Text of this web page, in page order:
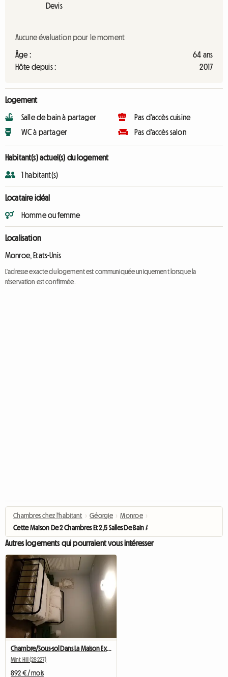
Devis
Aucune évaluation pour le moment
Âge :
64 ans
Hôte depuis :
2017
Logement
Salle de bain à partager
WC à partager
Pas d'accès cuisine
Pas d'accès salon
Habitant(s) actuel(s) du logement
1 habitant(s)
Locataire idéal
Homme ou femme
Localisation
Monroe, Etats-Unis
L'adresse exacte du logement est communiquée uniquement lorsque la
réservation est confirmée.
Chambres chez l'habitant › Géorgie › Monroe ›
Cette Maison De 2 Chambres Et 2,5 Salles De Bain A 2044 M²
Autres logements qui pourraient vous intéresser
Chambre/Sous-sol Dans La Maison Exécutive
Mint Hill (28227)
892 € / mois